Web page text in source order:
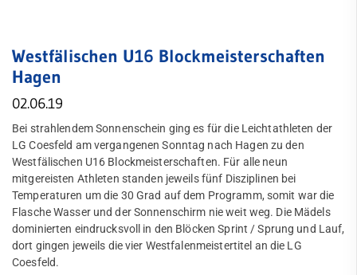
Westfälischen U16 Blockmeisterschaften
Hagen
02.06.19
Bei strahlendem Sonnenschein ging es für die Leichtathleten der
LG Coesfeld am vergangenen Sonntag nach Hagen zu den
Westfälischen U16 Blockmeisterschaften. Für alle neun
mitgereisten Athleten standen jeweils fünf Disziplinen bei
Temperaturen um die 30 Grad auf dem Programm, somit war die
Flasche Wasser und der Sonnenschirm nie weit weg. Die Mädels
dominierten eindrucksvoll in den Blöcken Sprint / Sprung und Lauf,
dort gingen jeweils die vier Westfalenmeistertitel an die LG
Coesfeld.
Abteilungen
Badminton
Bogensport
Dart
Fußball
Handball
JuJutsu
Welche Inhalte wollen Sie durchsuchen?
Sie können zwischen "Sportangebote" und "Webseite" über
die nachfolgenden Schaltflächen wählen.
Sportangebote finden Webseite durchsuchen